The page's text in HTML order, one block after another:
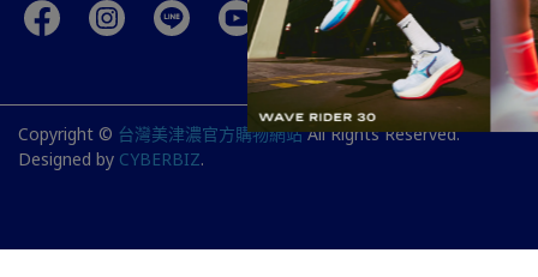
Copyright © 台灣美津濃官方購物網站 All Rights Reserved.
Designed by CYBERBIZ.